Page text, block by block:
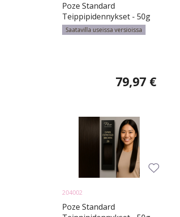
Poze Standard
Teippipidennykset - 50g
Brown Ashblonde Mix
8B/10B - 50cm
Saatavilla useissa versioissa
79,97 €
204002
Poze Standard